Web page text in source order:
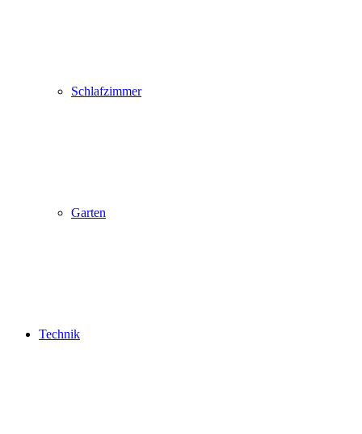
Schlafzimmer
Garten
Technik